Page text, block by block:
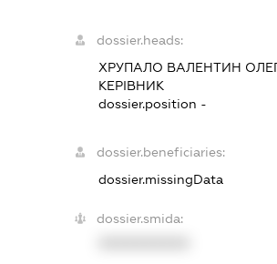
dossier.heads:
ХРУПАЛО ВАЛЕНТИН
КЕРІВНИК
dossier.position -
dossier.beneficiaries:
dossier.missingData
dossier.smida: